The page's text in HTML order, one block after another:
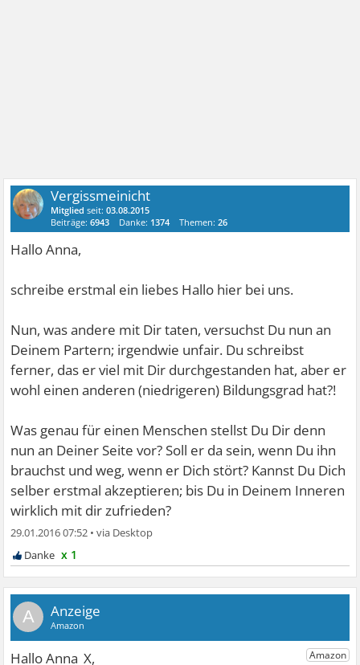
Vergissmeinicht
Mitglied seit:03.08.2015
Beiträge:6943 Danke: 1374 Themen:26
Hallo Anna,
schreibe erstmal ein liebes Hallo hier bei uns.
Nun, was andere mit Dir taten, versuchst Du nun an
Deinem Partern; irgendwie unfair. Du schreibst
ferner, das er viel mit Dir durchgestanden hat, aber er
wohl einen anderen (niedrigeren) Bildungsgrad hat?!
Was genau für einen Menschen stellst Du Dir denn
nun an Deiner Seite vor? Soll er da sein, wenn Du ihn
brauchst und weg, wenn er Dich stört? Kannst Du Dich
selber erstmal akzeptieren; bis Du in Deinem Inneren
wirklich mit dir zufrieden?
29.01.2016 07:52 •
x 1
A